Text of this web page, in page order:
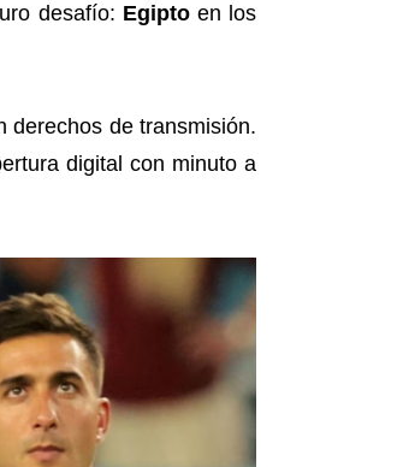
desafío: Egiptoen los
derechos de transmisión.
digital con minuto a